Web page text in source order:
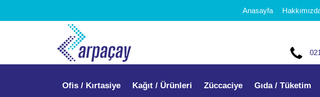
Anasayfa
Ofis / Kırtasiye Kağıt / Ürünleri Züccaciye Gıda / Tüketim